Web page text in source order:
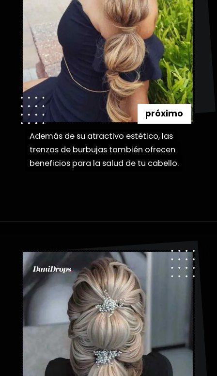
Además de su atractivo estético, las
trenzas de burbujas también ofrecen
beneficios para la salud de tu cabello.
Además de su atractivo estético, las
trenzas de burbujas también ofrecen
beneficios para la salud de tu cabello.
próximo